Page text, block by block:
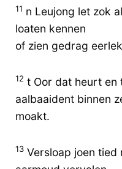
11 n Leujong let zok
loaten kennen
of zien gedrag
12 t Oor dat heurt en
aalbaaident binnen
moakt.
13 Versloap joen tied